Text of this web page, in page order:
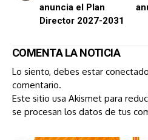
anuncia el Plan
Director 2027-2031
COMENTA LA NOTICIA
Lo siento, debes estar conectado
comentario.
Este sitio usa Akismet para
se procesan los datos de tus